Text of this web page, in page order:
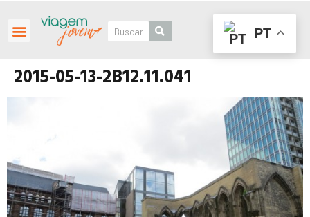
2015-05-13-2B12.11.041
PT